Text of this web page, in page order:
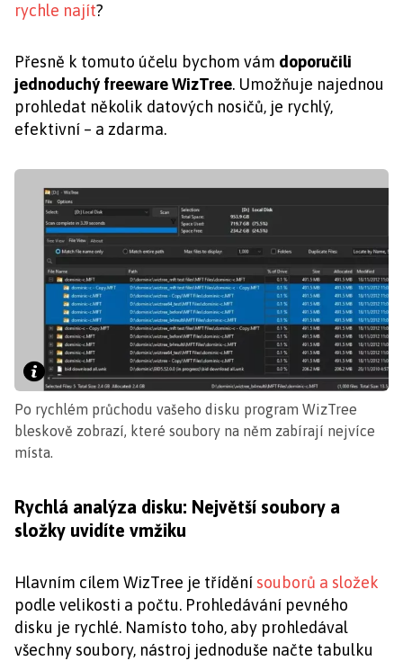
rychle najít?
Přesně k tomuto účelu bychom vám doporučili
jednoduchý freeware WizTree. Umožňuje najednou
prohledat několik datových nosičů, je rychlý,
efektivní – a zdarma.
Po rychlém průchodu vašeho disku program WizTree
bleskově zobrazí, které soubory na něm zabírají nejvíce
místa.
Rychlá analýza disku: Největší soubory a
složky uvidíte vmžiku
Hlavním cílem WizTree je třídění souborů a složek
podle velikosti a počtu. Prohledávání pevného
disku je rychlé. Namísto toho, aby prohledával
všechny soubory, nástroj jednoduše načte tabulku